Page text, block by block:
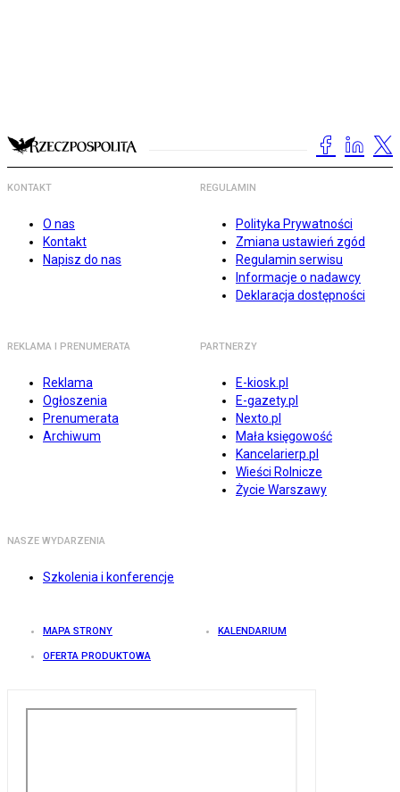
KONTAKT
O nas
Kontakt
Napisz do nas
REGULAMIN
Polityka Prywatności
Zmiana ustawień zgód
Regulamin serwisu
Informacje o nadawcy
Deklaracja dostępności
REKLAMA I PRENUMERATA
Reklama
Ogłoszenia
Prenumerata
Archiwum
PARTNERZY
E-kiosk.pl
E-gazety.pl
Nexto.pl
Mała księgowość
Kancelarierp.pl
Wieści Rolnicze
Życie Warszawy
NASZE WYDARZENIA
Szkolenia i konferencje
MAPA STRONY KALENDARIUM
OFERTA PRODUKTOWA